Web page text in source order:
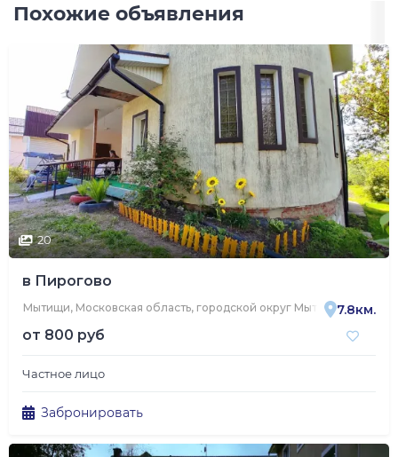
Похожие объявления
20
в Пирогово
Мытищи, Московская область, городской округ Мытищи,7.8км.
от 800 руб
Частное лицо
Забронировать